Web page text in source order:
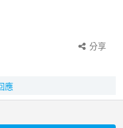
分享
應